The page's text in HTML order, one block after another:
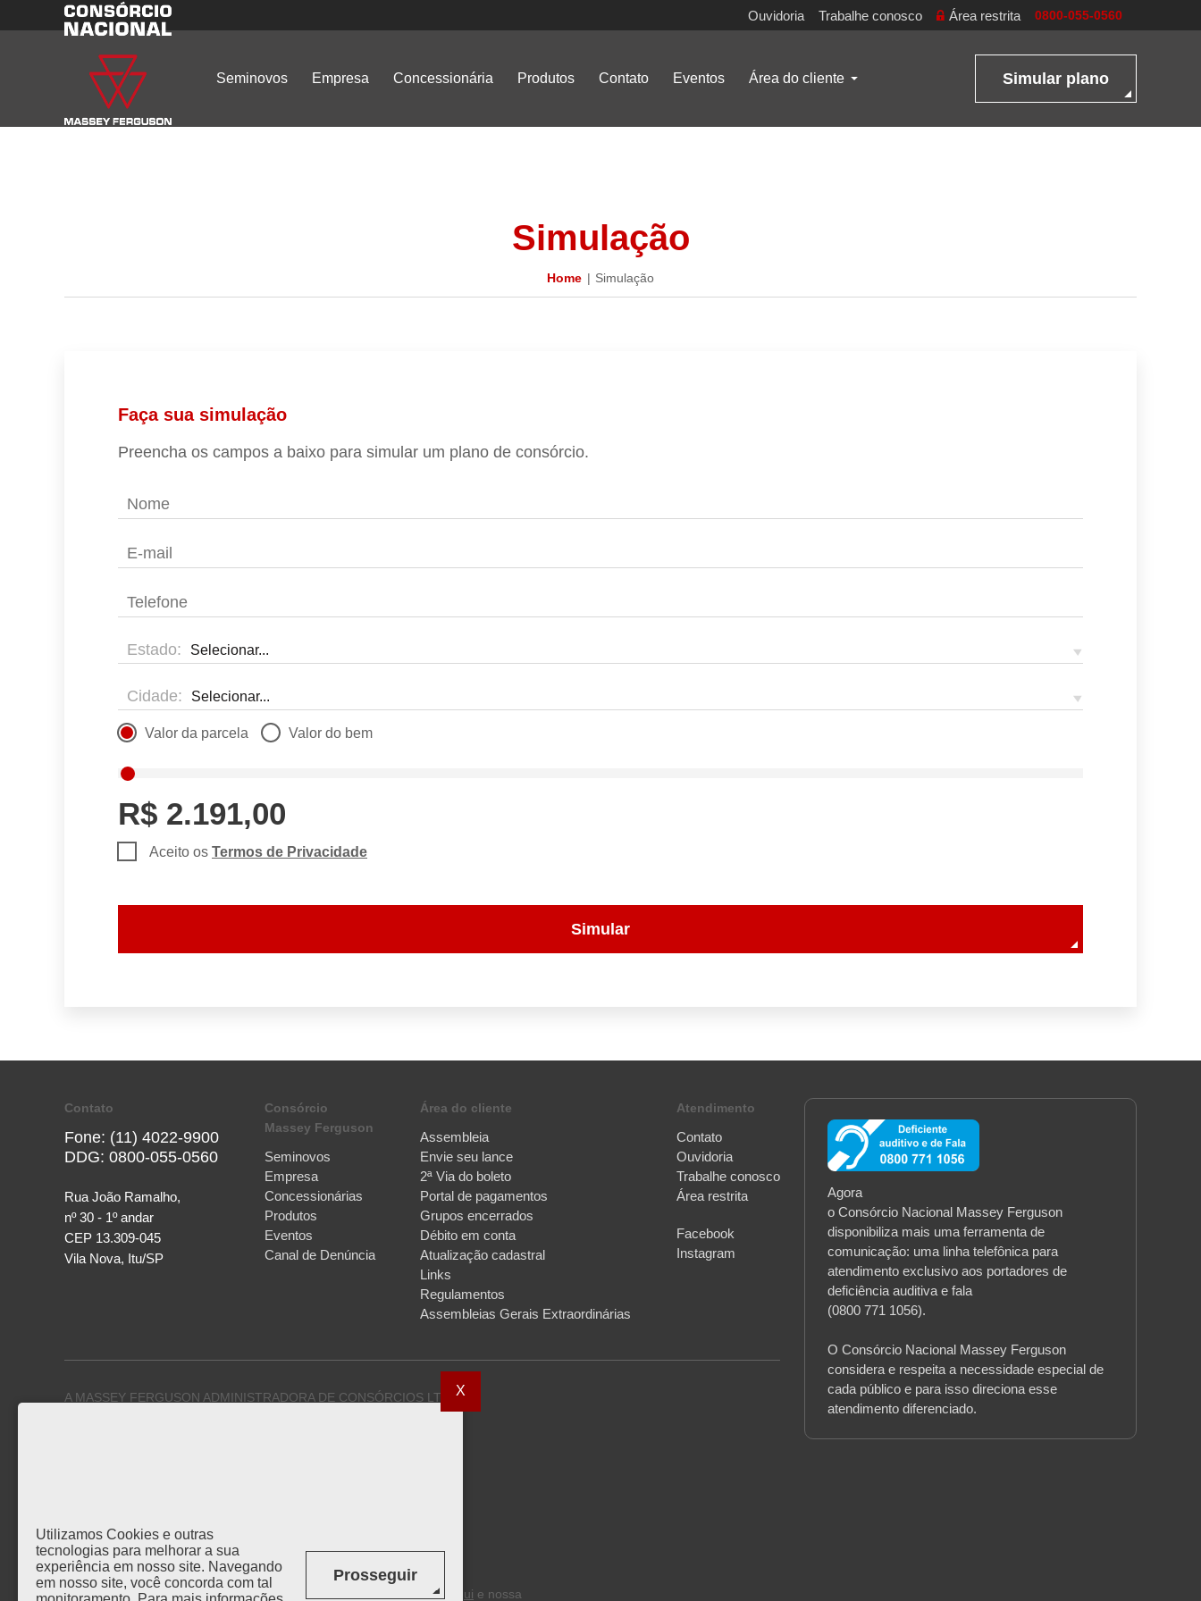
Ouvidoria Trabalhe conosco Área restrita 0800-055-0560
Seminovos Empresa Concessionária Produtos Contato Eventos Área do cliente Simular plano
Simulação
Home Simulação
Faça sua simulação
Preencha os campos a baixo para simular um plano de consórcio.
Estado:
Cidade:
Valor da parcela Valor do bem
R$ 2.191,00
Aceito os Termos de Privacidade
Simular
Contato
Fone: (11) 4022-9900
DDG: 0800-055-0560
Rua João Ramalho,
nº 30 - 1º andar
CEP 13.309-045
Vila Nova, Itu/SP
Consórcio
Massey Ferguson
Seminovos
Empresa
Concessionárias
Produtos
Eventos
Canal de Denúncia
Área do cliente
Assembleia
Envie seu lance
2ª Via do boleto
Portal de pagamentos
Grupos encerrados
Débito em conta
Atualização cadastral
Links
Regulamentos
Assembleias Gerais Extraordinárias
Atendimento
Contato
Ouvidoria
Trabalhe conosco
Área restrita
Facebook
Instagram
A MASSEY FERGUSON ADMINISTRADORA DE CONSÓRCIOS LTDA.,
para comercializar cotas e gerenciar grupos de consórcio de acordo
com a Lei 11.795,
de 08 de outubro de 2008 e circular no 3432/09 editada pelo Banco
Central do Brasil, nossas informações financeiras estão disponíveis
aqui e nossa
Agora
o Consórcio Nacional Massey Ferguson
disponibiliza mais uma ferramenta de
comunicação: uma linha telefônica para
atendimento exclusivo aos portadores de
deficiência auditiva e fala
(0800 771 1056).
O Consórcio Nacional Massey Ferguson
considera e respeita a necessidade especial de
cada público e para isso direciona esse
Utilizamos Cookies e outras
tecnologias para melhorar a sua
experiência em nosso site. Navegando
em nosso site, você concorda com tal
Prosseguir
X